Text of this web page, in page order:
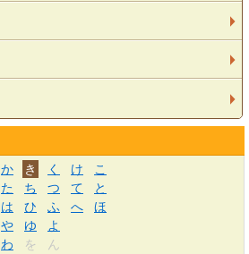
か き く け
こ
た ち つ て
と
は ひ ふ へ
ほ
や ゆ
よ
わ を ん